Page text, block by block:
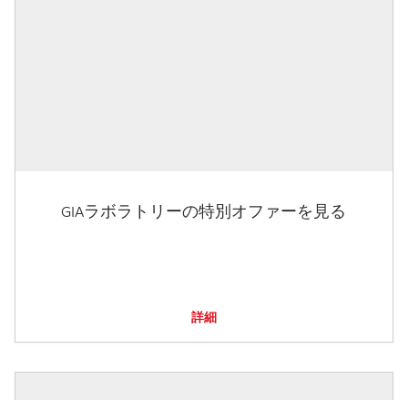
GIAラボラトリーの特別オファーを見る
詳細